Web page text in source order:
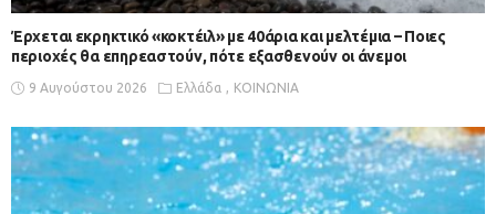
Έρχεται εκρηκτικό «κοκτέιλ» με 40άρια και μελτέμια – Ποιες
περιοχές θα επηρεαστούν, πότε εξασθενούν οι άνεμοι
9 Αυγούστου 2026 Ελλάδα ΚΟΙΝΩΝΙΑ